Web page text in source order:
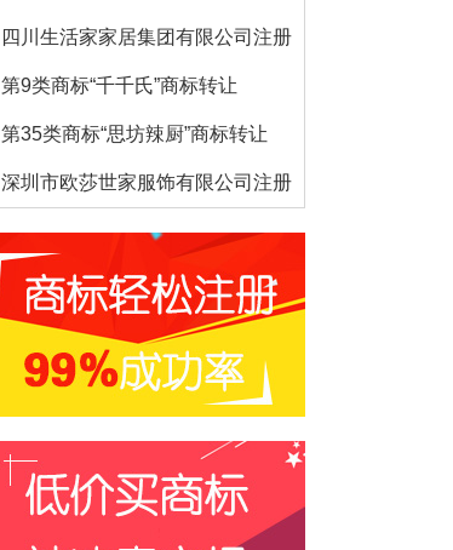
四川生活家家居集团有限公司注册了多少个大沫商标
第9类商标“千千氏”商标转让
第35类商标“思坊辣厨”商标转让
深圳市欧莎世家服饰有限公司注册了多少个欧莎家